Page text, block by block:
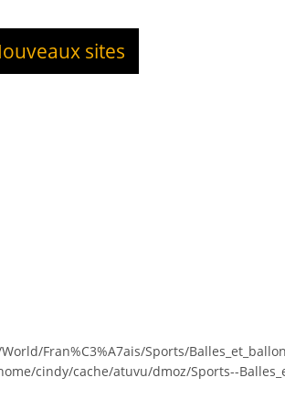
sites
Fran%C3%A7ais/Sports/
cindy/cache/atuvu/dmoz/Sports--